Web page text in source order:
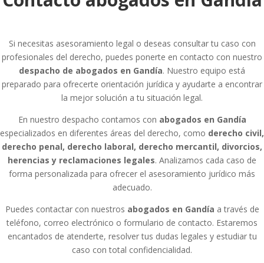
Si necesitas asesoramiento legal o deseas consultar tu caso con
profesionales del derecho, puedes ponerte en contacto con nuestro
despacho de abogados en Gandía. Nuestro equipo está
preparado para ofrecerte orientación jurídica y ayudarte a encontrar
la mejor solución a tu situación legal.
En nuestro despacho contamos con abogados en Gandía
especializados en diferentes áreas del derecho, como derecho civil,
derecho penal, derecho laboral, derecho mercantil, divorcios,
herencias y reclamaciones legales. Analizamos cada caso de
forma personalizada para ofrecer el asesoramiento jurídico más
adecuado.
Puedes contactar con nuestros abogados en Gandía a través de
teléfono, correo electrónico o formulario de contacto. Estaremos
encantados de atenderte, resolver tus dudas legales y estudiar tu
caso con total confidencialidad.